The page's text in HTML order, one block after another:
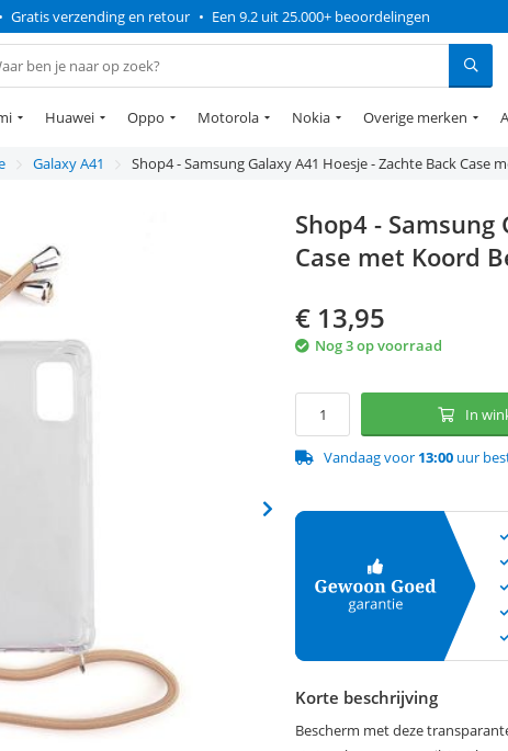
• Gratis verzending en retour • Een 9.2 uit 25.000+ beoordelingen
Huawei Oppo Motorola Nokia Overige merken
Galaxy A41 Shop4 - Samsung Galaxy A41 Hoesje - Zachte Back Case
Shop4 -
Case met Koord
€ 13,95
Nog 3 op voorraad
In
Vandaag voor 13:00 uur
Korte beschrijving
Bescherm met deze